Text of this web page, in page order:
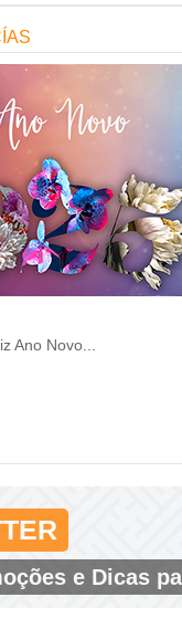
Ano Novo...
e Dicas